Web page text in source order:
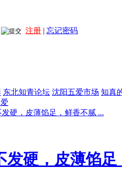
注册 | 忘记密码
东北知青论坛 沈阳五爱市场 知真
硬，皮薄馅足，鲜香不腻 ...
硬，皮薄馅足